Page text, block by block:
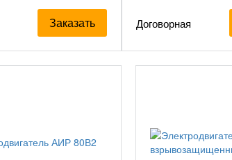
Заказать Договорная